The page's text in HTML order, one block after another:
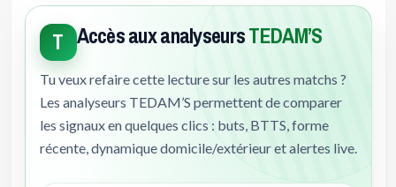
T Accès aux analyseursTEDAM’S
Tu veux refaire cette lecture sur les autres matchs ?
Les analyseurs TEDAM’S permettent de comparer
les signaux en quelques clics : buts, BTTS, forme
récente, dynamique domicile/extérieur et alertes live.